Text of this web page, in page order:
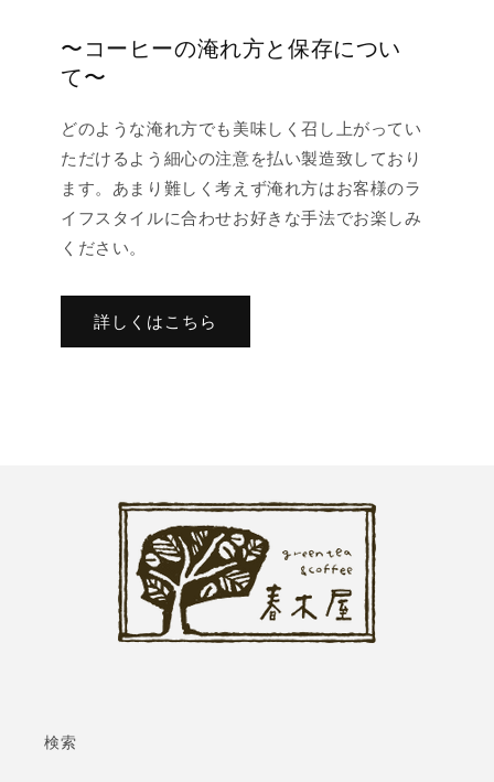
〜コーヒーの淹れ方と保存につい
て〜
どのような淹れ方でも美味しく召し上がってい
ただけるよう細心の注意を払い製造致しており
ます。あまり難しく考えず淹れ方はお客様のラ
イフスタイルに合わせお好きな手法でお楽しみ
ください。
詳しくはこちら
検索